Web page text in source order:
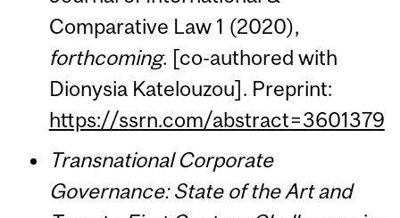
Comparative Law 1 (2020),
forthcoming. [co-authored with
Dionysia Katelouzou]. Preprint:
https://ssrn.com/abstract=3601379
Transnational Corporate
Governance: State of the Art and